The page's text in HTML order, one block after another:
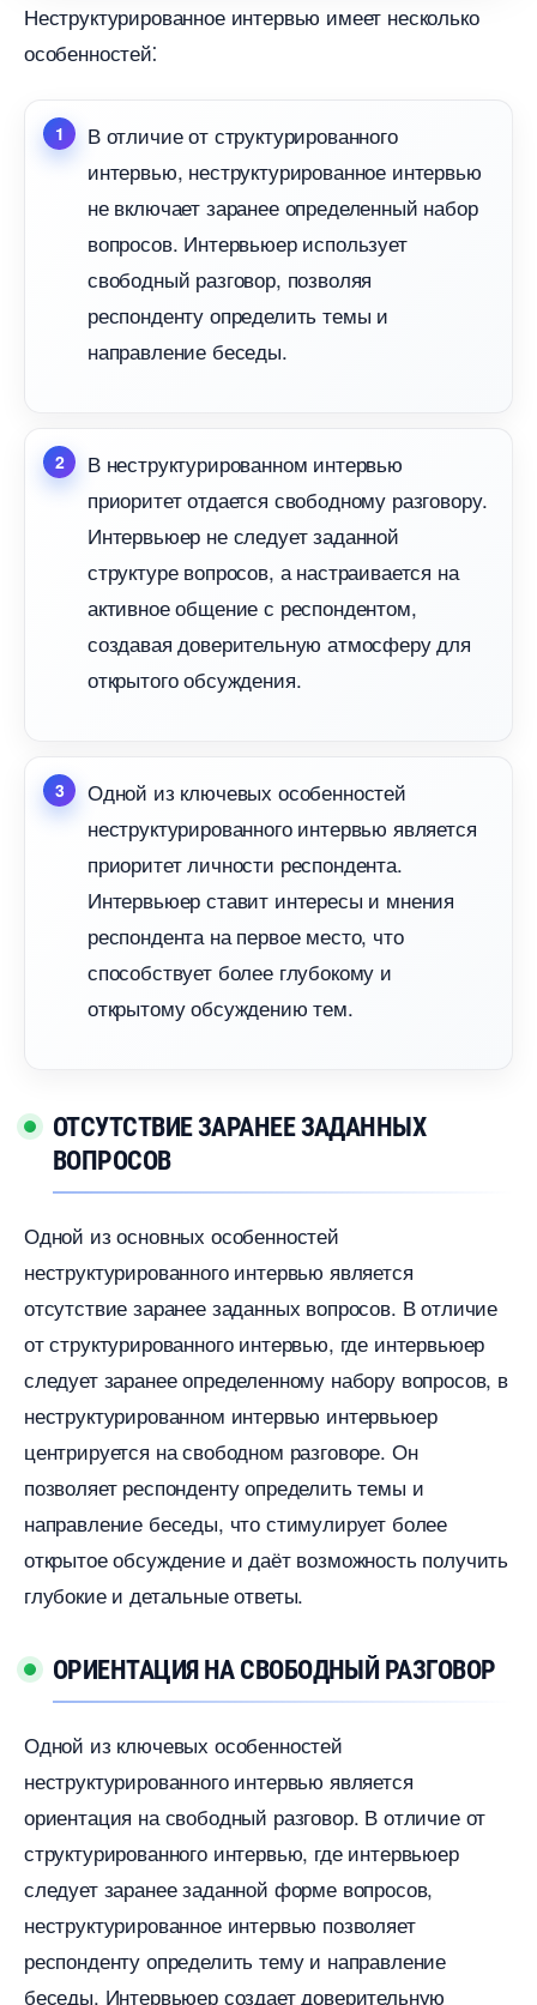
Неструктурированное интервью имеет несколько
особенностей⁚
отличие от структурированного
интервью, неструктурированное интервью
не включает заранее определенный набор
опросов.​ Интервьюер использует
свободный разговор, позволяя
респонденту определить темы и
направление беседы.​
неструктурированном интервью
приоритет отдается свободному разговору.
Интервьюер не следует заданной
структуре вопросов, а настраивается на
активное общение с респондентом,
создавая доверительную атмосферу для
открытого обсуждения.​
Одной из ключевых особенностей
неструктурированного интервью является
приоритет личности респондента.​
Интервьюер ставит интересы и мнения
респондента на первое место, что
способствует более глубокому и
открытому обсуждению тем.​
ОТСУТСТВИЕ ЗАРАНЕЕ ЗАДАННЫХ
ОПРОСО
Одной из основных особенностей
неструктурированного интервью является
отсутствие заранее заданных вопросов.​ В отличие
от структурированного интервью, где интервьюер
следует заранее определенному набору вопросов,
неструктурированном интервью интервьюер
центрируется на свободном разговоре. Он
позволяет респонденту определить темы и
направление беседы, что стимулирует более
открытое обсуждение и даёт возможность получить
лубокие и детальные ответы.​
ОРИЕНТАЦИЯ НА СВОБОДНЫЙ РАЗГОВОР
Одной из ключевых особенностей
неструктурированного интервью является
ориентация на свободный разговор. В отличие от
структурированного интервью, где интервьюер
следует заранее заданной форме вопросов,
неструктурированное интервью позволяет
респонденту определить тему и направление
еседы.​ Интервьюер создает доверительную